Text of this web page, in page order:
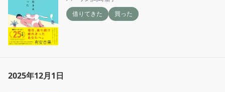
借りてきた
買った
2025年12月1日